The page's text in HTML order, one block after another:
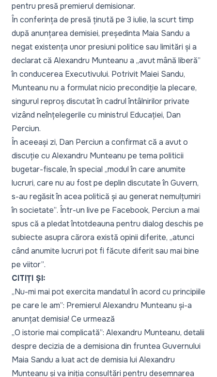
pentru presă premierul demisionar.
În conferința de presă ținută pe 3 iulie, la scurt timp
după anunțarea demisiei, președinta Maia Sandu a
negat existența unor presiuni politice sau limitări și a
declarat că Alexandru Munteanu a „avut mână liberă”
în conducerea Executivului. Potrivit Maiei Sandu,
Munteanu nu a formulat nicio precondiție la plecare,
singurul reproș discutat în cadrul întâlnirilor private
vizând neînțelegerile cu ministrul Educației, Dan
Perciun.
În aceeași zi, Dan Perciun a confirmat că a avut o
discuție cu Alexandru Munteanu pe tema politicii
bugetar-fiscale, în special „modul în care anumite
lucruri, care nu au fost pe deplin discutate în Guvern,
s-au regăsit în acea politică și au generat nemulțumiri
în societate”. Într-un live pe Facebook, Perciun a mai
spus că a pledat întotdeauna pentru dialog deschis pe
subiecte asupra cărora există opinii diferite, „atunci
când anumite lucruri pot fi făcute diferit sau mai bine
pe viitor”.
CITIȚI ȘI:
„Nu-mi mai pot exercita mandatul în acord cu principiile
pe care le am”: Premierul Alexandru Munteanu și-a
anunțat demisia! Ce urmează
„O istorie mai complicată”: Alexandru Munteanu, detalii
despre decizia de a demisiona din fruntea Guvernului
Maia Sandu a luat act de demisia lui Alexandru
Munteanu și va iniția consultări pentru desemnarea